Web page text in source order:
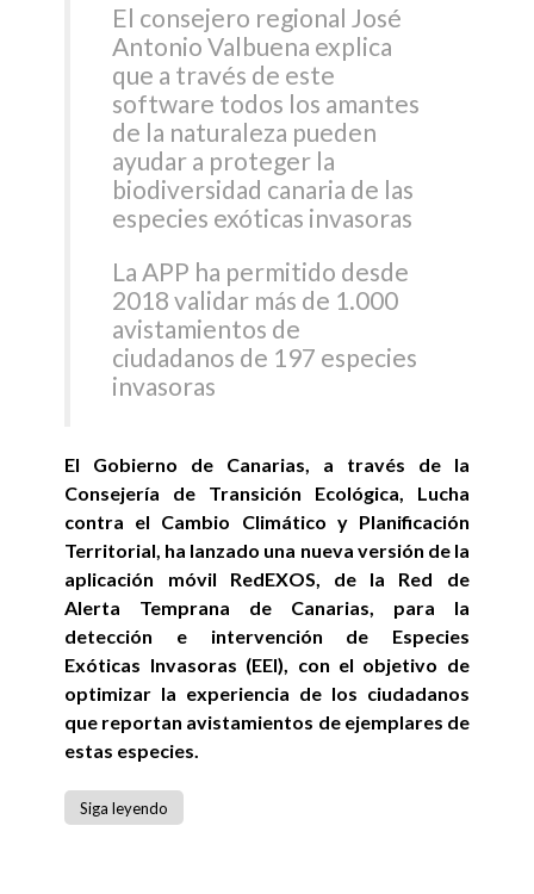
El consejero regional José
Antonio Valbuena explica
que a través de este
software todos los amantes
de la naturaleza pueden
ayudar a proteger la
biodiversidad canaria de las
especies exóticas invasoras
La APP ha permitido desde
2018 validar más de 1.000
avistamientos de
ciudadanos de 197 especies
invasoras
El Gobierno de Canarias, a través de la
Consejería de Transición Ecológica, Lucha
contra el Cambio Climático y Planificación
Territorial, ha lanzado una nueva versión de la
aplicación móvil RedEXOS, de la Red de
Alerta Temprana de Canarias, para la
detección e intervención de Especies
Exóticas Invasoras (EEI), con el objetivo de
optimizar la experiencia de los ciudadanos
que reportan avistamientos de ejemplares de
estas especies.
Siga leyendo